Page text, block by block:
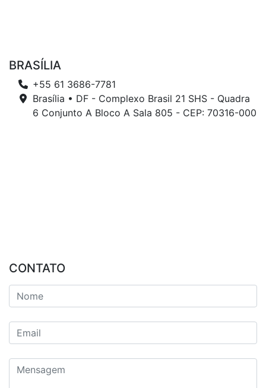
BRASÍLIA
+55 61 3686-7781
Brasília • DF - Complexo Brasil 21 SHS - Quadra
6 Conjunto A Bloco A Sala 805 - CEP: 70316-000
CONTATO